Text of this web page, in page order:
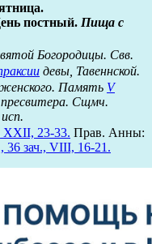
постный. Пища с
Богородицы. Свв.
девы, Тавеннской.
Память V
пресвитера. Сщмч.
исп.
XXII, 23-33. Прав. Анны:
36 зач., VIII, 16-21.